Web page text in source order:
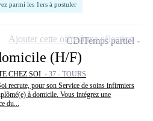
parmi les 1ers à postuler
(H/F)
CHEZ SOI - 37 - TOURS
recrute, pour son Service de soins infirmiers
à domicile. Vous intégrez une
du...
CDITemps partiel
Ajouter cette offre à ma sélection